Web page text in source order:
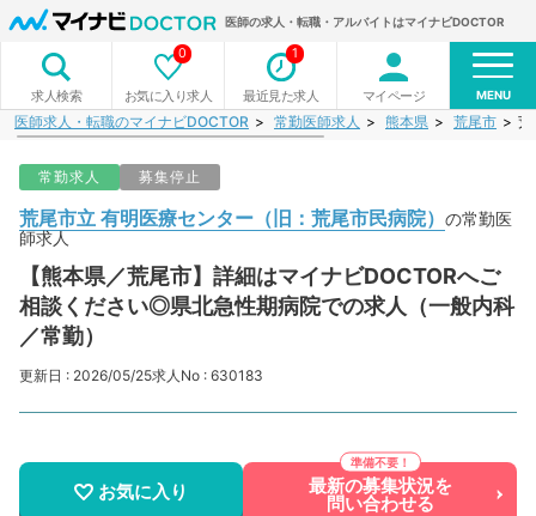
医師の求人・転職・アルバイトはマイナビDOCTOR
求人検索 お気に入り求人
0
最近見た求人
1
マイページ MENU
医師求人・転職のマイナビDOCTOR 常勤医師求人 熊本県 荒尾市 荒
常勤求人 募集停止
荒尾市立 有明医療センター（旧：荒尾市民病院） の常勤医
師求人
【熊本県／荒尾市】詳細はマイナビDOCTORへご
相談ください◎県北急性期病院での求人（一般内科
／常勤）
更新日 : 2026/05/25求人No : 630183
お気に入り 最新の募集状況を
問い合わせる